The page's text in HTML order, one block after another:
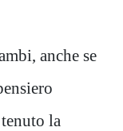
anche se
la